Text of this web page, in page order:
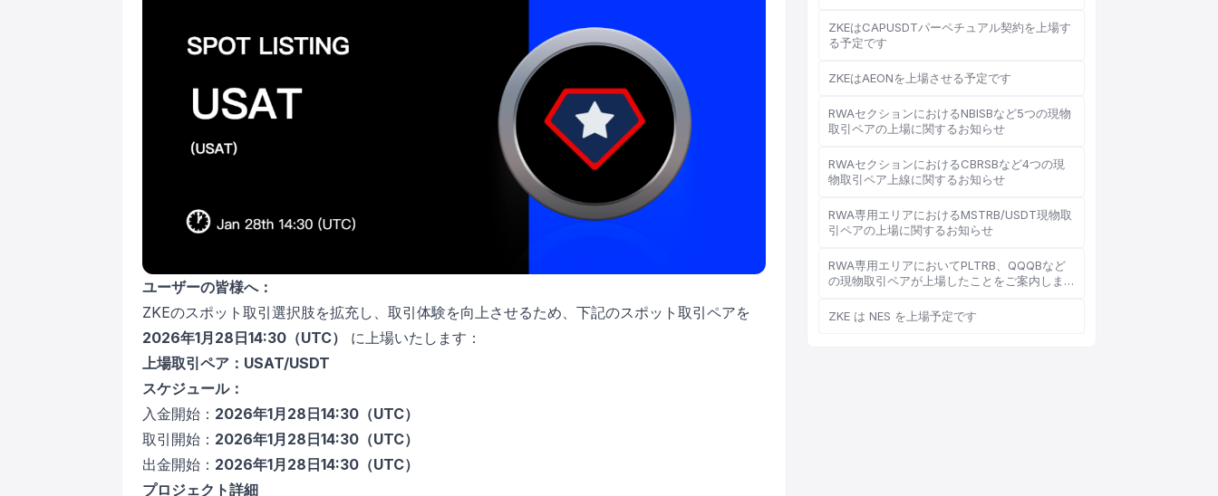
ユーザーの皆様へ：
ZKEのスポット取引選択肢を拡充し、取引体験を向上させるため、下記のスポット取引ペアを
2026年1月28日14:30（UTC）
に上場いたします：
上場取引ペア：USAT/USDT
スケジュール：
入金開始： 2026年1月28日14:30（UTC）
取引開始： 2026年1月28日14:30（UTC）
出金開始： 2026年1月28日14:30（UTC）
プロジェクト詳細
ZKEはCAPUSDTパーペチュアル契約を上場す
る予定です
ZKEはAEONを上場させる予定です
RWAセクションにおけるNBISBなど5つの現物
取引ペアの上場に関するお知らせ
RWAセクションにおけるCBRSBなど4つの現
物取引ペア上線に関するお知らせ
RWA専用エリアにおけるMSTRB/USDT現物取
引ペアの上場に関するお知らせ
RWA専用エリアにおいてPLTRB、QQQBなど
の現物取引ペアが上場したことをご案内しま
ZKE は NES を上場予定です
オンラインカスタマーサービス
こんにちは、何かお手伝いで